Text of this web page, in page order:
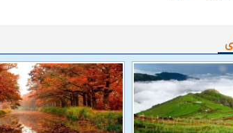
فضاپیمای «استارشیپ» ایلان ماسک
چیست؟